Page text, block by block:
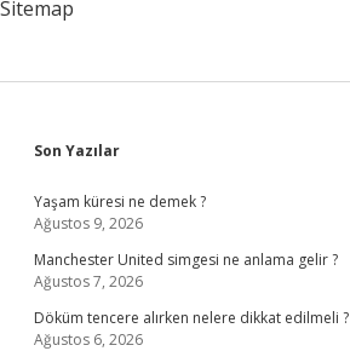
Sitemap
Sidebar
Son Yazılar
Yaşam küresi ne demek ?
Ağustos 9, 2026
Manchester United simgesi ne anlama gelir ?
Ağustos 7, 2026
Döküm tencere alırken nelere dikkat edilmeli ?
Ağustos 6, 2026